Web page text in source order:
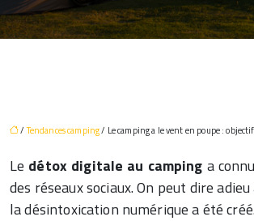
/Tendances camping/ Le camping a le vent en poupe :
Le détox digitale au camping a
des réseaux sociaux. On peut dire
la désintoxication numérique a été